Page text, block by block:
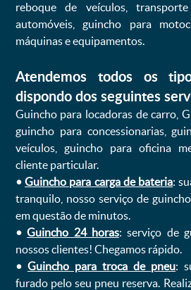
reboque de veículos,
automóveis, guincho para
máquinas e equipamentos.
Atendemos todos os
dispondo dos seguintes
Guincho para locadoras de carro,
guincho para concessionarias,
veículos, guincho para oficina
cliente particular.
•Guincho para carga de bateria:
tranquilo, nosso serviço de
em questão de minutos.
•Guincho 24 horas: serviço de
nossos clientes! Chegamos rápido.
• Guincho para troca de pneu:
furado pelo seu pneu reserva.